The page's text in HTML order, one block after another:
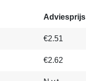
Adviesprijs
€2.51
€2.62